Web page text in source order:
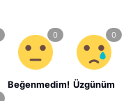
Beğenmedim! Üzgünüm